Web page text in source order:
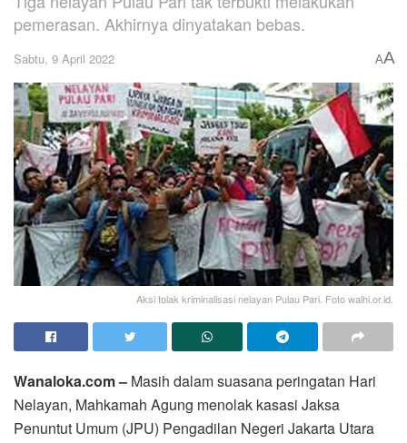
pemerasan. Akhirnya dinyatakan bebas.
Sabtu, 9 April 2022 AA
Aksi tolak kriminalisasi nelayan Pulau Pari. Foto walhi.or.id.
Wanaloka.com – Masih dalam suasana peringatan Hari
Nelayan, Mahkamah Agung menolak kasasi Jaksa
Penuntut Umum (JPU) Pengadilan Negeri Jakarta Utara